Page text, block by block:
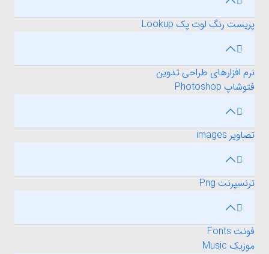
پریست رنگ لوت پک Lookup
نرم افزارهای طراحی تدوین
فتوشاپ Photoshop
تصاویر images
ترنسپرنت Png
فونت Fonts
موزیک Music